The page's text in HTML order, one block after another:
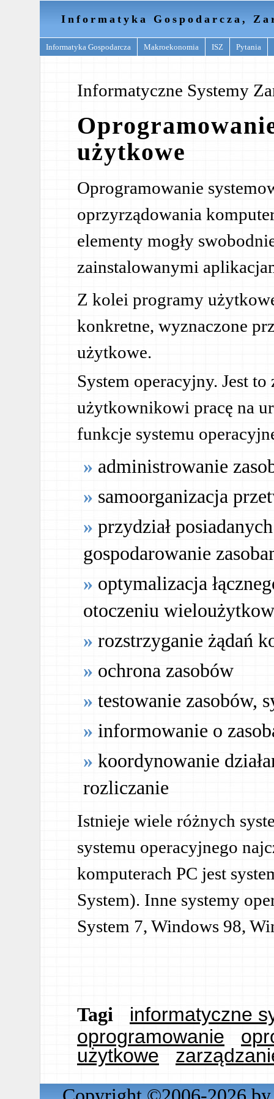
Informatyka Gospodarcza,
Informatyka Gospodarcza Makroekonomia ISZ Pytania
Informatyczne Systemy
użytkowe
Oprogramowanie
oprzyrządowania
elementy mogły
zainstalowanymi
Z kolei programy
konkretne, wyznaczone
użytkowe.
System operacyjny. Jest
użytkownikowi pracę na
funkcje systemu
administrowanie
samoorganizacja
przydział
gospodarowanie
optymalizacja
otoczeniu
rozstrzyganie żądań
ochrona zasobów
testowanie zasobów,
informowanie o
koordynowanie
rozliczanie
Istnieje wiele różnych
systemu operacyjnego
komputerach PC jest
System). Inne systemy
System 7, Windows 98,
Tagi
informatyczne
oprogramowanie
użytkowe